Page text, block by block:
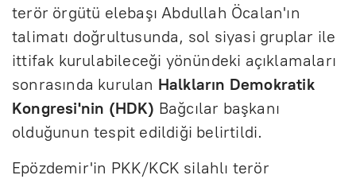
terör örgütü elebaşı Abdullah Öcalan'ın
talimatı doğrultusunda, sol siyasi gruplar ile
ittifak kurulabileceği yönündeki açıklamaları
sonrasında kurulan Halkların Demokratik
Kongresi'nin (HDK) Bağcılar başkanı
olduğunun tespit edildiği belirtildi.
Epözdemir'in PKK/KCK silahlı terör